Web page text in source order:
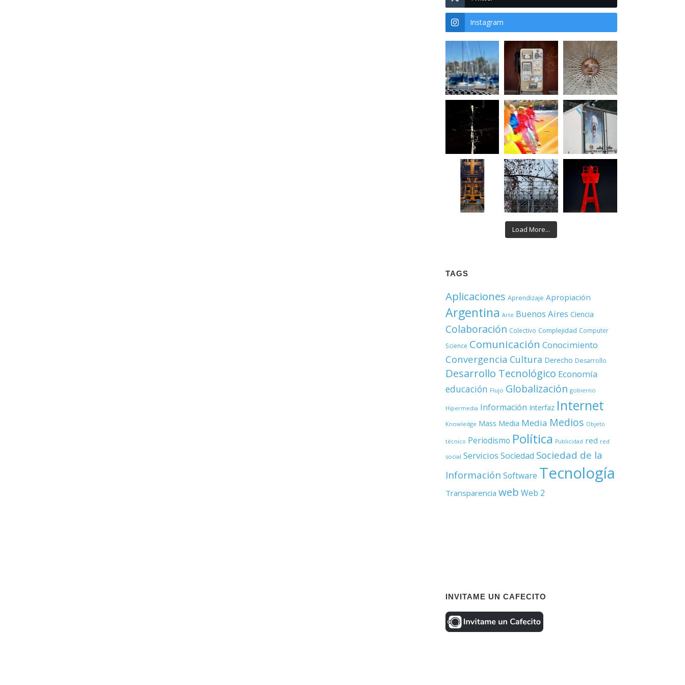
Instagram
Load More...
TAGS
Aplicaciones Aprendizaje Apropiación
Argentina Arte Buenos Aires Ciencia
Colaboración Colectivo Complejidad Computer
Science Comunicación Conocimiento
Convergencia Cultura Derecho Desarrollo
Desarrollo Tecnológico Economía
educación Flujo Globalización gobierno
Hipermedia Información Interfaz Internet
Knowledge Mass Media Media Medios Objeto
técnico Periodismo Política Publicidad red red
social Servicios Sociedad Sociedad de la
Información Software Tecnología
Transparencia web Web 2
INVITAME UN CAFECITO